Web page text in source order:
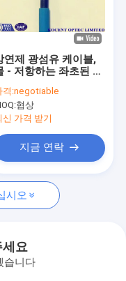
연제 광섬유 케이블,
- 저항하는 좌초된 느
격:negotiable
협상
신 가격 받기
지금 연락
시오
세요
습니다